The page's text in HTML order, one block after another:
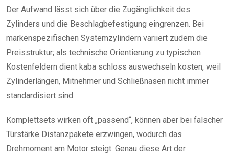
Der Aufwand lässt sich über die Zugänglichkeit des
Zylinders und die Beschlagbefestigung eingrenzen. Bei
markenspezifischen Systemzylindern variiert zudem die
Preisstruktur; als technische Orientierung zu typischen
Kostenfeldern dient kaba schloss auswechseln kosten, weil
Zylinderlängen, Mitnehmer und Schließnasen nicht immer
standardisiert sind.
Komplettsets wirken oft „passend“, können aber bei falscher
Türstärke Distanzpakete erzwingen, wodurch das
Drehmoment am Motor steigt. Genau diese Art der